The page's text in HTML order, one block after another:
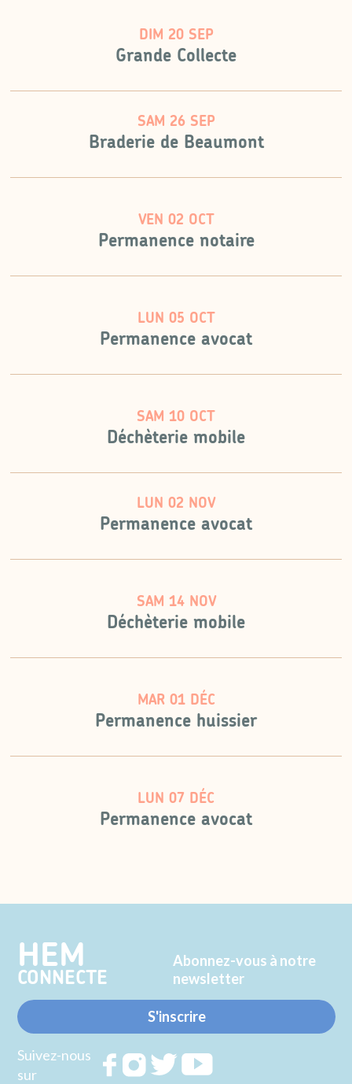
DIM 20 SEP
Grande Collecte
SAM 26 SEP
Braderie de Beaumont
VEN 02 OCT
Permanence notaire
LUN 05 OCT
Permanence avocat
SAM 10 OCT
Déchèterie mobile
LUN 02 NOV
Permanence avocat
SAM 14 NOV
Déchèterie mobile
MAR 01 DÉC
Permanence huissier
LUN 07 DÉC
Permanence avocat
HEM
CONNECTE
Abonnez-vous à notre
newsletter
S'inscrire
Suivez-nous
sur
RejoignezRejoignezRejoignez